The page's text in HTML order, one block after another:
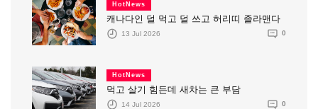
HotNews
캐나다인 덜 먹고 덜 쓰고 허리띠 졸라맨다
13 Jul 2026 0
HotNews
먹고 살기 힘든데 새차는 큰 부담
14 Jul 2026 0